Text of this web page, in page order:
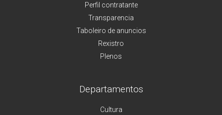
Perfil contratante
Transparencia
Taboleiro de anuncios
Rexistro
Plenos
Departamentos
Cultura